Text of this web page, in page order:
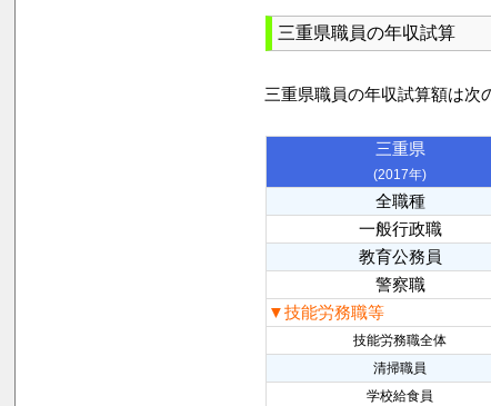
三重県職員の年収試算
三重県職員の年収試算額は次
三重県
(2017年)
全職種
一般行政職
教育公務員
警察職
▼技能労務職等
技能労務職全体
清掃職員
学校給食員